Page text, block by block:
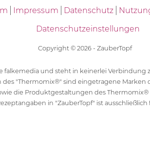
Impressum Datenschutz
Datenschutzeinstellungen
Copyright © 2026 - ZauberTopf
falkemedia und steht in keinerlei
"Thermomix®" sind eingetragene Marken
die Produktgestaltungen des
in "ZauberTopf" ist